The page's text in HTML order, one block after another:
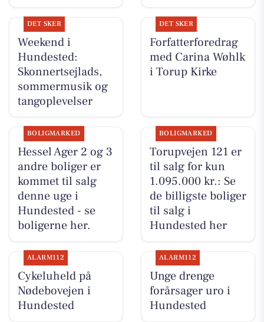
DET SKER
Weekend i
Hundested:
Skonnertsejlads,
sommermusik og
tangoplevelser
DET SKER
Forfatterforedrag
med Carina Wøhlk
i Torup Kirke
BOLIGMARKED
Hessel Ager 2 og 3
andre boliger er
kommet til salg
denne uge i
Hundested - se
boligerne her.
BOLIGMARKED
Torupvejen 121 er
til salg for kun
1.095.000 kr.: Se
de billigste boliger
til salg i
Hundested her
ALARM112
Cykeluheld på
Nødebovejen i
Hundested
ALARM112
Unge drenge
forårsager uro i
Hundested